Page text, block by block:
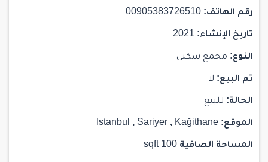
رقم الهاتف:
تاريخ الإنشاء:
النوع: مجمع سكني
تم البيع:
الحالة:
الموقع: Istanbul , Sariyer , Kağithane
المساحة الصافية